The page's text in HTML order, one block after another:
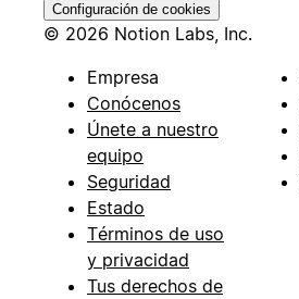
Configuración de cookies
© 2026 Notion Labs, Inc.
Empresa
Conócenos
Únete a nuestro
equipo
Seguridad
Estado
Términos de uso
y privacidad
Tus derechos de